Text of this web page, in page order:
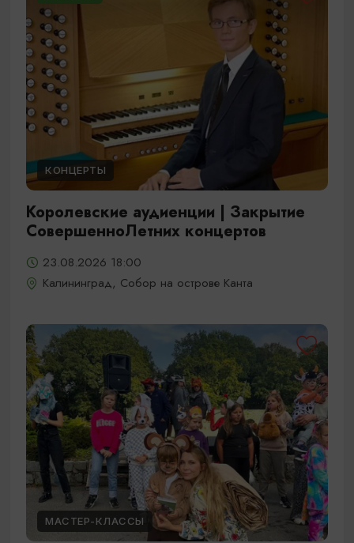
КОНЦЕРТЫ
Королевские аудиенции | Закрытие
СовершенноЛетних концертов
23.08.2026 18:00
Калининград, Собор на острове Канта
МАСТЕР-КЛАССЫ